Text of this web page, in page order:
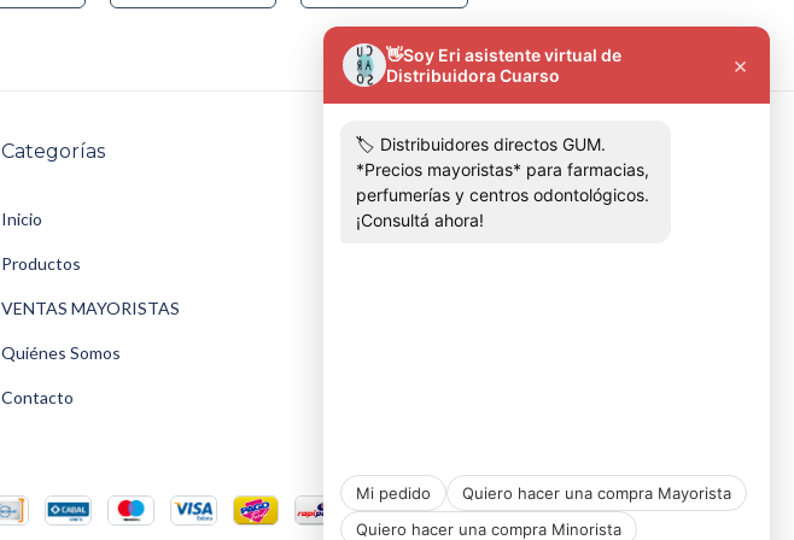
Categorías
Inicio
Productos
VENTAS MAYORISTAS
Quiénes Somos
Contacto
Contactános
+5491136303081